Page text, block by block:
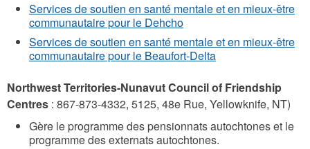
Services de soutien en santé mentale et en mieux-être
communautaire pour le Dehcho
Services de soutien en santé mentale et en mieux-être
communautaire pour le Beaufort-Delta
Northwest Territories-Nunavut Council of Friendship
Centres : 867-873-4332, 5125, 48e Rue, Yellowknife, NT)
Gère le programme des pensionnats autochtones et le
programme des externats autochtones.